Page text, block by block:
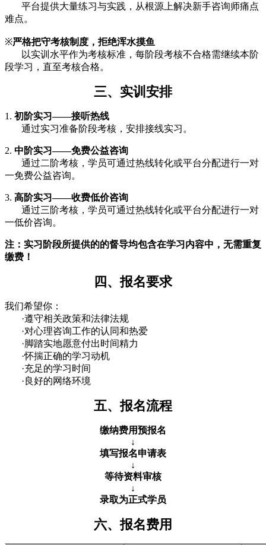
平台提供大量练习与实践，从根源上解决新手咨询师痛点
难点。
※严格把守考核制度，拒绝浑水摸鱼
以实训水平作为考核标准，每阶段考核不合格需继续本阶
段学习，直至考核合格。
三、 实训安排
1. 初阶实习——接听热线
通过实习准备阶段考核，安排接线实习。
2. 中阶实习——免费公益咨询
通过二阶考核，学员可通过热线转化或平台分配进行一对
一免费公益咨询。
3. 高阶实习——收费低价咨询
通过三阶考核，学员可通过热线转化或平台分配进行一对
一低价咨询。
注：实习阶段所提供的的督导均包含在学习内容中 ，无需重复
缴费！
四、报名要求
我们希望你：
·遵守相关政策和法律法规
·对心理咨询工作的认同和热爱
·脚踏实地愿意付出时间精力
·怀揣正确的学习动机
·充足的学习时间
·良好的网络环境
五、报名流程
缴纳费用预报名
↓
填写报名申请表
↓
等待资料审核
↓
录取为正式学员
六、报名费用